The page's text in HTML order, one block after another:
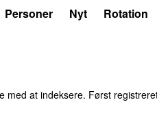
Personer Nyt Rotation
med at indeksere. Først